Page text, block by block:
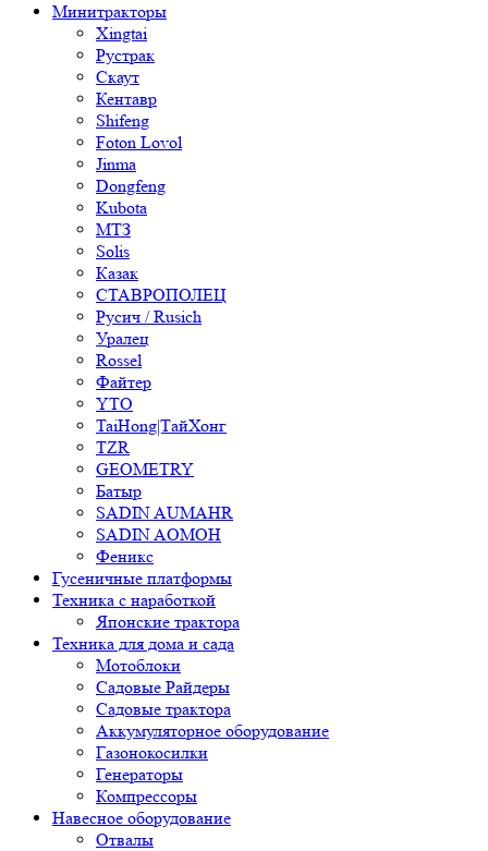
Минитракторы
Xingtai
Рустрак
Скаут
Кентавр
Shifeng
Foton Lovol
Jinma
Dongfeng
Kubota
МТЗ
Solis
Казак
СТАВРОПОЛЕЦ
Русич / Rusich
Уралец
Rossel
Файтер
YTO
TaiHong|ТайХонг
TZR
GEOMETRY
Батыр
SADIN AUMAHR
SADIN AOMOH
Феникс
Гусеничные платформы
Техника с наработкой
Японские трактора
Техника для дома и сада
Мотоблоки
Садовые Райдеры
Садовые трактора
Аккумуляторное оборудование
Газонокосилки
Генераторы
Компрессоры
Навесное оборудование
Отвалы